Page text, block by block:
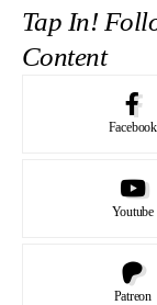
Tap In!
Content
Facebook
Youtube
Patreon